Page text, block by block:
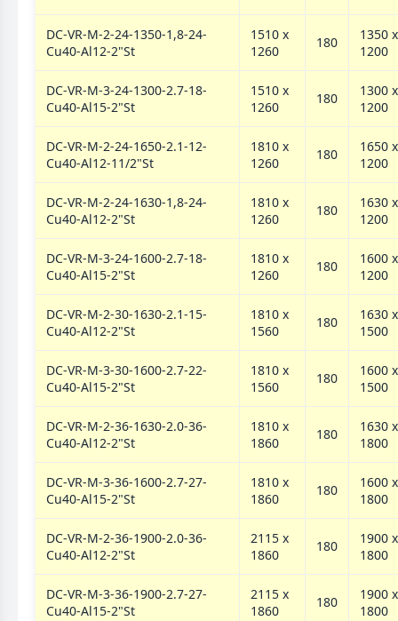
DC-VR-M-2-24-1350-1,8-24-
Cu40-Al12-2"St
1510 х
1260
180
1350 х
1200
DC-VR-M-3-24-1300-2.7-18-
Cu40-Al15-2"St
1510 х
1260
180
1300 х
1200
DC-VR-M-2-24-1650-2.1-12-
Cu40-Al12-11/2"St
1810 х
1260
180
1650 х
1200
DC-VR-M-2-24-1630-1,8-24-
Cu40-Al12-2"St
1810 х
1260
180
1630 х
1200
DC-VR-M-3-24-1600-2.7-18-
Cu40-Al15-2"St
1810 х
1260
180
1600 х
1200
DC-VR-M-2-30-1630-2.1-15-
Cu40-Al12-2"St
1810 х
1560
180
1630 х
1500
DC-VR-M-3-30-1600-2.7-22-
Cu40-Al15-2"St
1810 х
1560
180
1600 х
1500
DC-VR-M-2-36-1630-2.0-36-
Cu40-Al12-2"St
1810 х
1860
180
1630 х
1800
DC-VR-M-3-36-1600-2.7-27-
Cu40-Al15-2"St
1810 х
1860
180
1600 х
1800
DC-VR-M-2-36-1900-2.0-36-
Cu40-Al12-2"St
2115 х
1860
180
1900 х
1800
DC-VR-M-3-36-1900-2.7-27-
Cu40-Al15-2"St
2115 х
1860
180
1900 х
1800